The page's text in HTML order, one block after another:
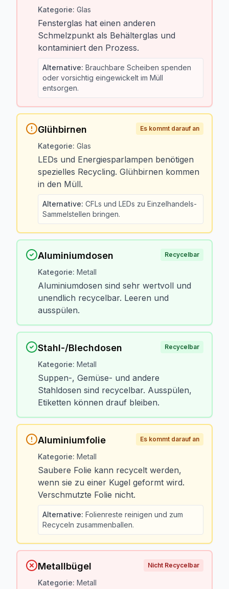
Kategorie: Glas
Fensterglas hat einen anderen
Schmelzpunkt als Behälterglas und
kontaminiert den Prozess.
Alternative: Brauchbare Scheiben spenden
oder vorsichtig eingewickelt im Müll
entsorgen.
Glühbirnen Es kommt darauf an
Kategorie: Glas
LEDs und Energiesparlampen benötigen
spezielles Recycling. Glühbirnen kommen
in den Müll.
Alternative: CFLs und LEDs zu Einzelhandels-
Sammelstellen bringen.
Aluminiumdosen Recycelbar
Kategorie: Metall
Aluminiumdosen sind sehr wertvoll und
unendlich recycelbar. Leeren und
ausspülen.
Stahl-/Blechdosen Recycelbar
Kategorie: Metall
Suppen-, Gemüse- und andere
Stahldosen sind recycelbar. Ausspülen,
Etiketten können drauf bleiben.
Aluminiumfolie Es kommt darauf an
Kategorie: Metall
Saubere Folie kann recycelt werden,
wenn sie zu einer Kugel geformt wird.
Verschmutzte Folie nicht.
Alternative: Folienreste reinigen und zum
Recyceln zusammenballen.
Metallbügel Nicht Recycelbar
Kategorie: Metall